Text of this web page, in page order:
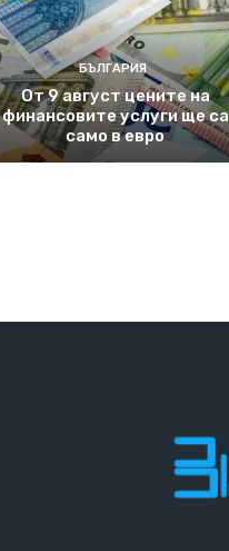
БЪЛГАРИЯ
От 9 август цените на
финансовите услуги ще са
само в евро